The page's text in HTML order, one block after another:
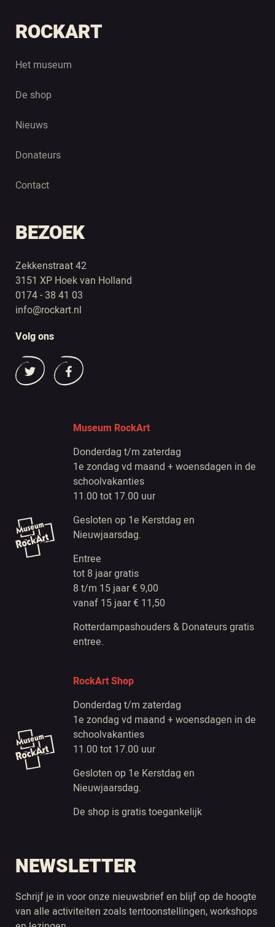
ROCKART
Het museum
De shop
Nieuws
Donateurs
Contact
BEZOEK
Zekkenstraat 42
3151 XP Hoek van Holland
0174 - 38 41 03
info@rockart.nl
Volg ons
Museum RockArt
Donderdag t/m zaterdag
1e zondag vd maand + woensdagen in de
schoolvakanties
11.00 tot 17.00 uur
Gesloten op 1e Kerstdag en
Nieuwjaarsdag.
Entree
tot 8 jaar gratis
8 t/m 15 jaar € 9,00
vanaf 15 jaar € 11,50
Rotterdampashouders & Donateurs gratis
entree.
RockArt Shop
Donderdag t/m zaterdag
1e zondag vd maand + woensdagen in de
schoolvakanties
11.00 tot 17.00 uur
Gesloten op 1e Kerstdag en
Nieuwjaarsdag.
De shop is gratis toegankelijk
NEWSLETTER
Schrijf je in voor onze nieuwsbrief en blijf op de hoogte
van alle activiteiten zoals tentoonstellingen, workshops